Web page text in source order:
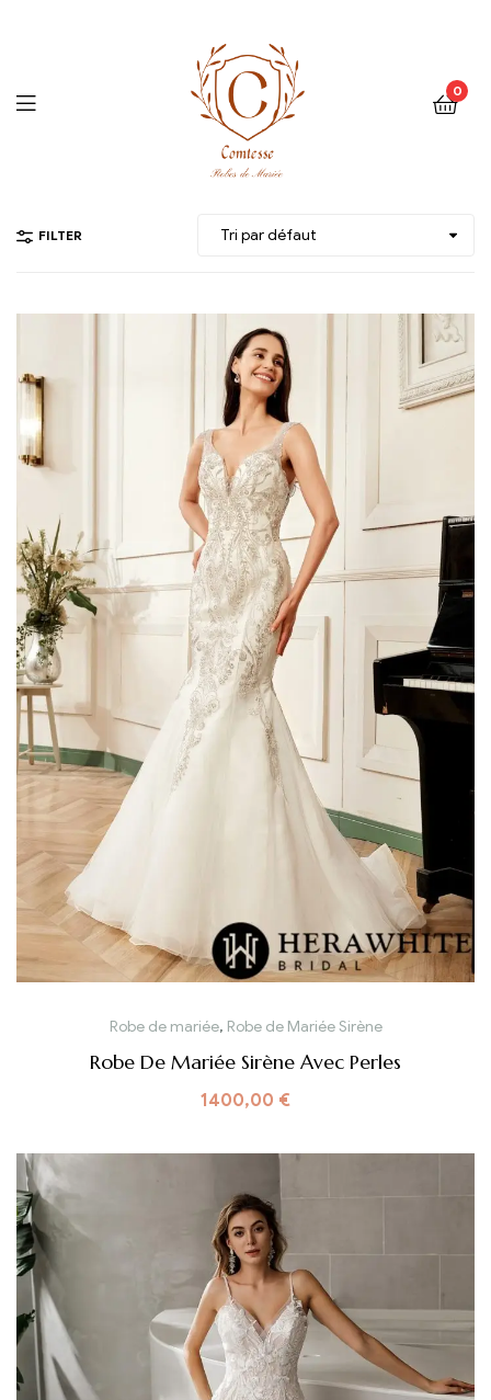
0
Menu
FILTER
Robe de mariée, Robe de Mariée Sirène
Robe De Mariée Sirène Avec Perles
1400,00 €